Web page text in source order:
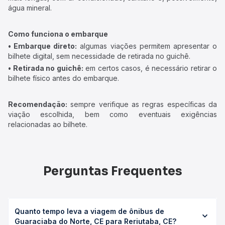
água mineral.
Como funciona o embarque
• Embarque direto: algumas viações permitem apresentar o
bilhete digital, sem necessidade de retirada no guichê.
• Retirada no guichê: em certos casos, é necessário retirar o
bilhete físico antes do embarque.
Recomendação: sempre verifique as regras específicas da
viação escolhida, bem como eventuais exigências
relacionadas ao bilhete.
Perguntas Frequentes
Quanto tempo leva a viagem de ônibus de
Guaraciaba do Norte, CE para Reriutaba, CE?